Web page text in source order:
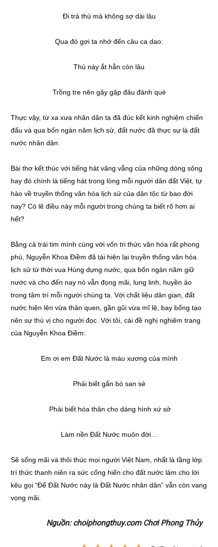
Đi trả thù mà không sợ dài lâu
Qua đó gợi ta nhớ đến câu ca dao:
Thù này ắt hẳn còn lâu
Trồng tre nên gậy gặp đâu đánh què
Thực vậy, từ xa xưa nhân dân ta đã đúc kết kinh nghiệm chiến
đấu và qua bốn ngàn năm lịch sử, đất nước đã thực sự là đất
nước nhân dân.
Bài thơ kết thúc với tiếng hát văng vẳng của những dòng sông
hay đó chính là tiếng hát trong lòng mỗi người dân đất Việt, tự
hào về truyền thống văn hóa lịch sử của dân tộc từ bao đời
nay? Có lẽ điều này mỗi người trong chúng ta biết rõ hơn ai
hết?
Bằng cả trái tim mình cùng với vốn tri thức văn hóa rất phong
phú, Nguyễn Khoa Điềm đã tái hiện lại truyền thống văn hóa
lịch sử từ thời vua Hùng dựng nước, qua bốn ngàn năm giữ
nước và cho đến nay nó vẫn đọng mãi, lung linh, huyền ảo
trong tâm trí mỗi người chúng ta. Với chất liệu dân gian, đất
nước hiện lên vừa thân quen, gần gũi vừa mĩ lệ, bay bổng tạo
nên sự thú vị cho người đọc. Với tôi, cái đề nghị nghiêm trang
của Nguyễn Khoa Điềm:
Em ơi em Đất Nước là máu xương của mình
Phải biết gắn bó san sẻ
Phải biết hóa thân cho dáng hình xứ sở
Làm nền Đất Nước muôn đời…
Sẽ sống mãi và thôi thúc mọi người Việt Nam, nhất là tầng lớp
trí thức thanh niên ra sức cống hiến cho đất nước làm cho lời
kêu gọi “Để Đất Nước này là Đất Nước nhân dân” vẫn còn vang
vọng mãi.
Nguồn: choiphongthuy.com Chơi Phong Thủy